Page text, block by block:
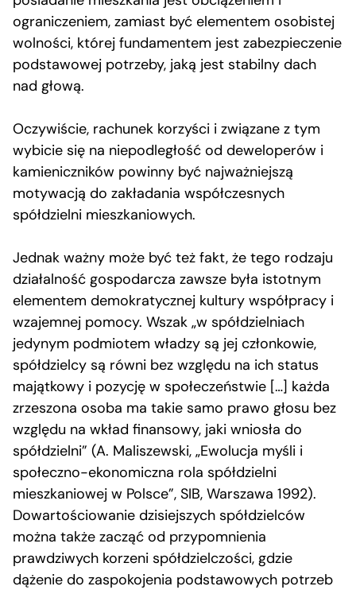
ograniczeniem, zamiast być elementem osobistej
wolności, której fundamentem jest zabezpieczenie
podstawowej potrzeby, jaką jest stabilny dach
nad głową.
Oczywiście, rachunek korzyści i związane z tym
wybicie się na niepodległość od deweloperów i
kamieniczników powinny być najważniejszą
motywacją do zakładania współczesnych
spółdzielni mieszkaniowych.
Jednak ważny może być też fakt, że tego rodzaju
działalność gospodarcza zawsze była istotnym
elementem demokratycznej kultury współpracy i
wzajemnej pomocy. Wszak „w spółdzielniach
jedynym podmiotem władzy są jej członkowie,
spółdzielcy są równi bez względu na ich status
majątkowy i pozycję w społeczeństwie […] każda
zrzeszona osoba ma takie samo prawo głosu bez
względu na wkład finansowy, jaki wniosła do
spółdzielni” (A. Maliszewski, „Ewolucja myśli i
społeczno-ekonomiczna rola spółdzielni
mieszkaniowej w Polsce”, SIB, Warszawa 1992).
Dowartościowanie dzisiejszych spółdzielców
można także zacząć od przypomnienia
prawdziwych korzeni spółdzielczości, gdzie
dążenie do zaspokojenia podstawowych potrzeb